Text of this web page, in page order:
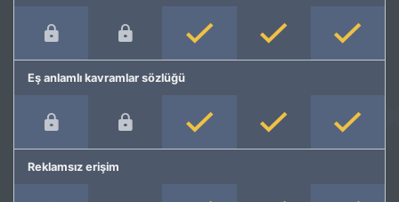
Eş anlamlı kavramlar sözlüğü
Reklamsız erişim